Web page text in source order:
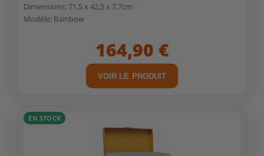
Dimensions: 71,5 x 42,5 x 7,7cm
Modèle: Rainbow
164,90 €
VOIR LE PRODUIT
EN STOCK